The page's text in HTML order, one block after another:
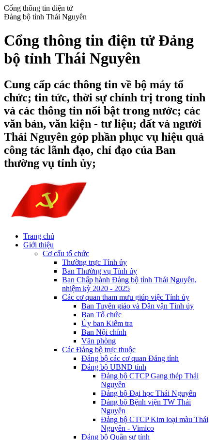
Cổng thông tin điện tử
Đảng bộ tỉnh Thái Nguyên
Cổng thông tin điện tử Đảng
bộ tỉnh Thái Nguyên
Cung cấp các thông tin về bộ máy tổ
chức; tin tức, thời sự chính trị trong tỉnh
và các thông tin nổi bật trong nước; các
văn bản, văn kiện - tư liệu; đất và người
Thái Nguyên góp phần phục vụ hiệu quả
công tác lãnh đạo, chỉ đạo của Ban
thường vụ tỉnh ủy;
Trang chủ
Giới thiệu
Cơ cấu tổ chức
Thường trực Tỉnh ủy
Ban Thường vụ Tỉnh ủy
Ban Chấp hành Đảng bộ tỉnh Thái Nguyên,
nhiệm kỳ 2020 - 2025
Các cơ quan tham mưu giúp việc Tỉnh ủy
Ban Tuyên giáo và Dân vận Tỉnh ủy
Ban Tổ chức
Ủy ban Kiểm tra
Ban Nội chính
Văn phòng
Các Đảng bộ trực thuộc
Đảng bộ các cơ quan Đảng tỉnh
Đảng bộ UBND tỉnh
Đảng bộ CTCP Gang thép Thái
Nguyên
Đảng bộ Đại học Thái Nguyên
Đảng bộ Bệnh viện TW Thái
Nguyên
Đảng bộ CTCP Kim loại màu Thái
Nguyên - Vimico
Đảng bộ Quân sự tỉnh